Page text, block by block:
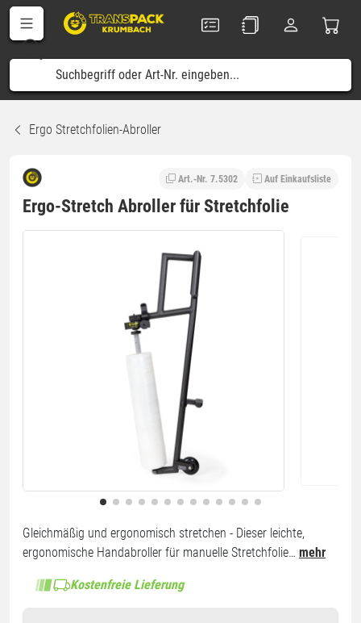
Ergo Stretchfolien-Abroller
Art.-Nr. 7.5302 Auf Einkaufsliste
Ergo-Stretch Abroller für Stretchfolie
Gleichmäßig und ergonomisch stretchen - Dieser leichte,
ergonomische Handabroller für manuelle Stretchfolie… mehr
Kostenfreie Lieferung